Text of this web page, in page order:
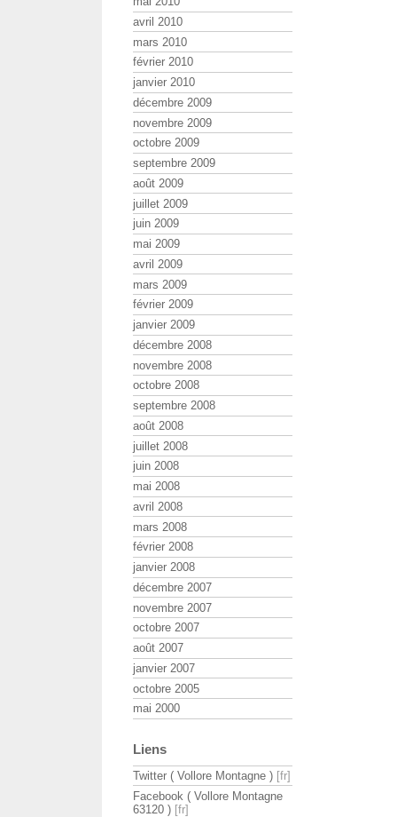
avril 2010
mars 2010
février 2010
janvier 2010
décembre 2009
novembre 2009
octobre 2009
septembre 2009
août 2009
juillet 2009
juin 2009
mai 2009
avril 2009
mars 2009
février 2009
janvier 2009
décembre 2008
novembre 2008
octobre 2008
septembre 2008
août 2008
juillet 2008
juin 2008
mai 2008
avril 2008
mars 2008
février 2008
janvier 2008
décembre 2007
novembre 2007
octobre 2007
août 2007
janvier 2007
octobre 2005
mai 2000
Liens
Twitter ( Vollore Montagne )
Facebook ( Vollore Montagne
63120 )